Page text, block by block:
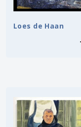
Loes de Haan